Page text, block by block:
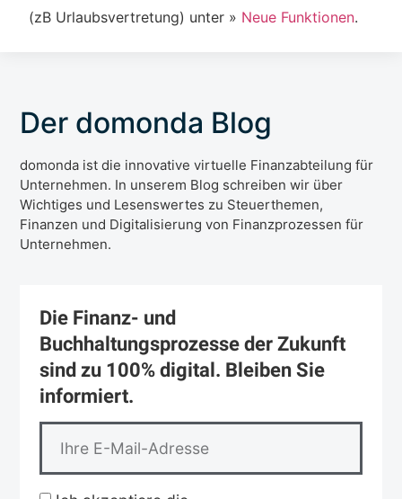
(zB Urlaubsvertretung) unter » Neue Funktionen.
Der domonda Blog
domonda ist die innovative virtuelle Finanzabteilung für
Unternehmen. In unserem Blog schreiben wir über
Wichtiges und Lesenswertes zu Steuerthemen,
Finanzen und Digitalisierung von Finanzprozessen für
Unternehmen.
Die Finanz- und
Buchhaltungsprozesse der Zukunft
sind zu 100% digital. Bleiben Sie
informiert.